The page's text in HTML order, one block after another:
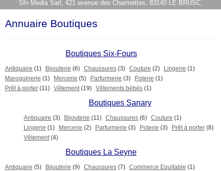
Sfn Media Sarl, 421 avenue des Charmettes, 83140 LE BRUSC.
Annuaire Boutiques
Boutiques Six-Fours
Antiquaire (1) Bijouterie (6) Chaussures (3) Couture (2) Lingerie (1)
Maroquinerie (1) Mercerie (5) Parfurmerie (3) Poterie (1)
Prêt à porter (11) Vêtement (19) Vêtements bébés (1)
Boutiques Sanary
Antiquaire (3) Bijouterie (11) Chaussures (6) Couture (1)
Lingerie (1) Mercerie (2) Parfurmerie (3) Poterie (3) Prêt à porter (8)
Vêtement (4)
Boutiques La Seyne
Antiquaire (5) Bijouterie (9) Chaussures (7) Commerce Equitable (1)